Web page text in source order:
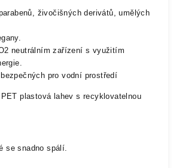
živočišných derivátů, umělých
neutrálním zařízení s využitím
pro vodní prostředí
plastová lahev s recyklovatelnou
se snadno spálí.